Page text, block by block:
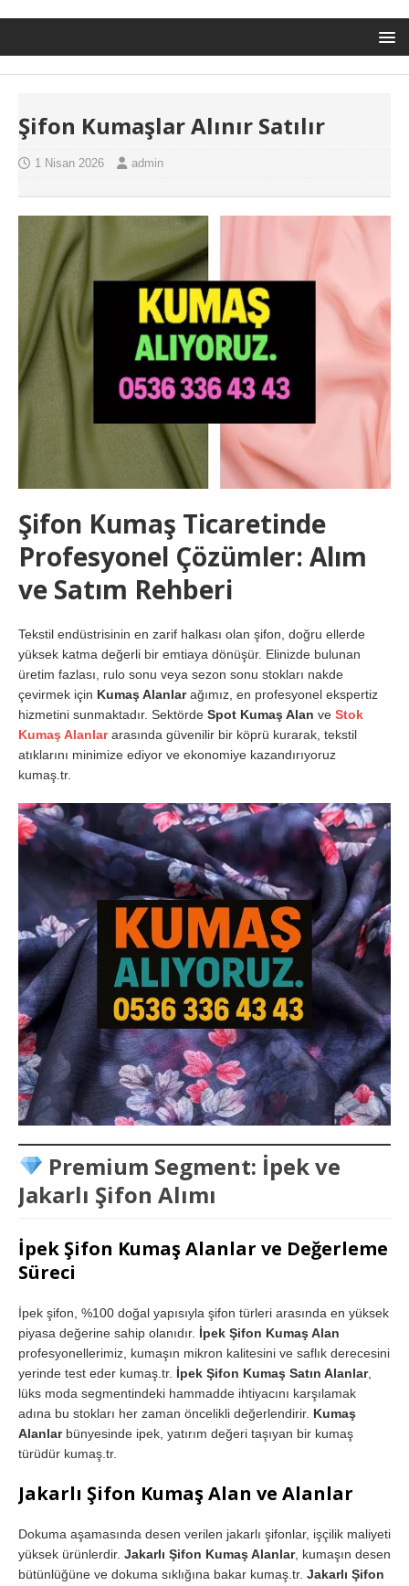
Şifon Kumaşlar Alınır Satılır
1 Nisan 2026 admin
Şifon Kumaş Ticaretinde
Profesyonel Çözümler: Alım
ve Satım Rehberi
Tekstil endüstrisinin en zarif halkası olan şifon, doğru ellerde
yüksek katma değerli bir emtiaya dönüşür. Elinizde bulunan
üretim fazlası, rulo sonu veya sezon sonu stokları nakde
çevirmek için Kumaş Alanlarağımız, en profesyonel ekspertiz
hizmetini sunmaktadır. Sektörde Spot Kumaş Alan ve Stok
Kumaş Alanlararasında güvenilir bir köprü kurarak, tekstil
atıklarını minimize ediyor ve ekonomiye kazandırıyoruz
kumaş.tr.
Premium Segment: İpek ve
Jakarlı Şifon Alımı
İpek Şifon Kumaş Alanlar ve Değerleme
Süreci
İpek şifon, %100 doğal yapısıyla şifon türleri arasında en yüksek
piyasa değerine sahip olanıdır. İpek Şifon Kumaş Alan
profesyonellerimiz, kumaşın mikron kalitesini ve saflık derecesini
yerinde test eder kumaş.tr. İpek Şifon Kumaş Satın Alanlar,
lüks moda segmentindeki hammadde ihtiyacını karşılamak
adına bu stokları her zaman öncelikli değerlendirir. Kumaş
Alanlarbünyesinde ipek, yatırım değeri taşıyan bir kumaş
türüdür kumaş.tr.
Jakarlı Şifon Kumaş Alan ve Alanlar
Dokuma aşamasında desen verilen jakarlı şifonlar, işçilik maliyeti
yüksek ürünlerdir. Jakarlı Şifon Kumaş Alanlar, kumaşın desen
bütünlüğüne ve dokuma sıklığına bakar kumaş.tr. Jakarlı Şifon